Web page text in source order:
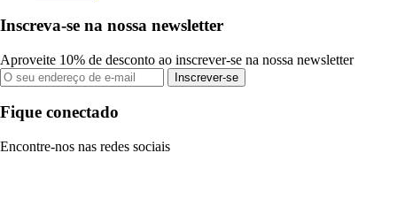
Inscreva-se na nossa newsletter
Aproveite 10% de desconto ao inscrever-se na nossa newsletter
Inscrever-se
Fique conectado
Encontre-nos nas redes sociais